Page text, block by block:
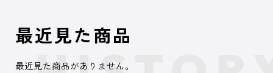
最近見た商品
最近見た商品がありません。